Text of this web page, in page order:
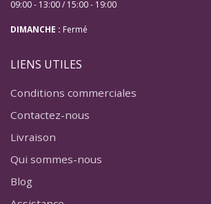
09:00 - 13:00 / 15:00 - 19:00
DIMANCHE : Fermé
LIENS UTILES
Conditions commerciales
Contactez-nous
Livraison
Qui sommes-nous
Blog